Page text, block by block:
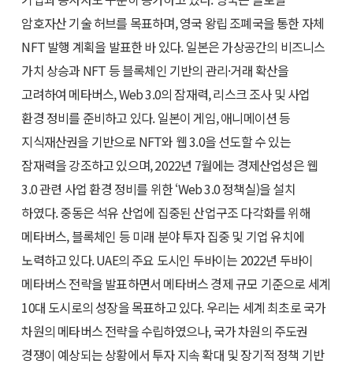
암호자산 기술 허브를 목표하며, 영국 왕립 조폐국을 통한 자체
NFT 발행 계획을 발표한 바 있다. 일본은 가상공간의 비즈니스
가치 상승과 NFT 등 블록체인 기반의 관리·거래 확산을
고려하여 메타버스, Web 3.0의 잠재력, 리스크 조사 및 사업
환경 정비를 준비하고 있다. 일본이 게임, 애니메이션 등
지식재산권을 기반으로 NFT와 웹 3.0을 선도할 수 있는
잠재력을 강조하고 있으며, 2022년 7월에는 경제산업성은 웹
3.0 관련 사업 환경 정비를 위한 ‘Web 3.0 정책실)을 설치
하였다. 중동은 석유 산업에 집중된 산업구조 다각화를 위해
메타버스, 블록체인 등 미래 분야 투자 집중 및 기업 유치에
노력하고 있다. UAE의 주요 도시인 두바이는 2022년 두바이
메타버스 전략을 발표하면서 메타버스 경제 규모 기준으로 세계
10대 도시로의 성장을 목표하고 있다. 우리는 세계 최초로 국가
차원의 메타버스 전략을 수립하였으나, 국가 차원의 주도권
경쟁이 예상되는 상황에서 투자 지속 확대 및 장기적 정책 기반